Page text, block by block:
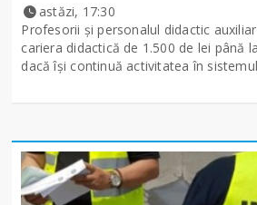
astăzi, 17:30
Profesorii și personalul didactic
cariera didactică de 1.500 de lei până
dacă își continuă activitatea în